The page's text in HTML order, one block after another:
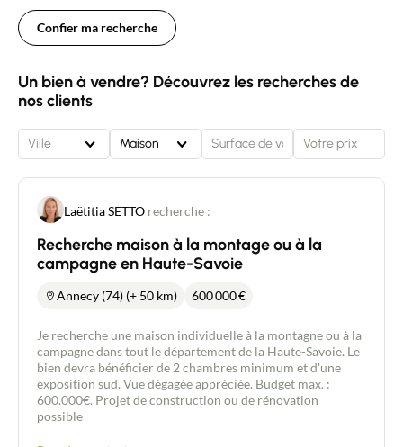
Confier ma recherche
Un bien à vendre? Découvrez les recherches de
nos clients
Ville Maison
Laëtitia SETTO recherche :
Recherche maison à la montage ou à la
campagne en Haute-Savoie
Annecy (74) (+ 50 km) 600 000€
Je recherche une maison individuelle à la montagne ou à la
campagne dans tout le département de la Haute-Savoie. Le
bien devra bénéficier de 2 chambres minimum et d'une
exposition sud. Vue dégagée appréciée. Budget max. :
600.000€. Projet de construction ou de rénovation
possible